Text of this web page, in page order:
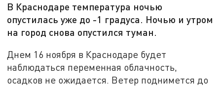
В Краснодаре температура ночью
опустилась уже до -1 градуса. Ночью и утром
на город снова опустился туман.
Днем 16 ноября в Краснодаре будет
наблюдаться переменная облачность,
осадков не ожидается. Ветер поднимется до